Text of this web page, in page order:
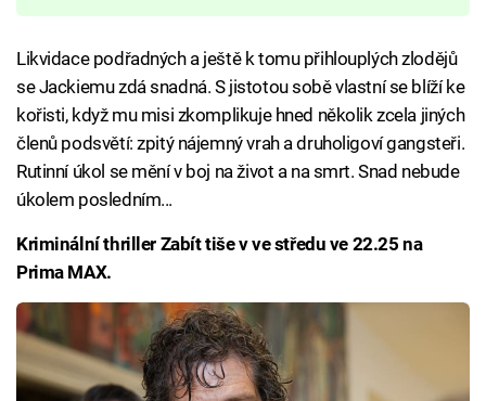
Likvidace podřadných a ještě k tomu přihlouplých zlodějů
se Jackiemu zdá snadná. S jistotou sobě vlastní se blíží ke
kořisti, když mu misi zkomplikuje hned několik zcela jiných
členů podsvětí: zpitý nájemný vrah a druholigoví gangsteři.
Rutinní úkol se mění v boj na život a na smrt. Snad nebude
úkolem posledním...
Kriminální thriller Zabít tiše v ve středu ve 22.25 na
Prima MAX.